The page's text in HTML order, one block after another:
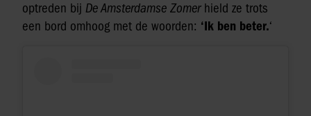
optreden bij De Amsterdamse Zomerhield ze trots
een bord omhoog met de woorden: ‘Ik ben beter.‘